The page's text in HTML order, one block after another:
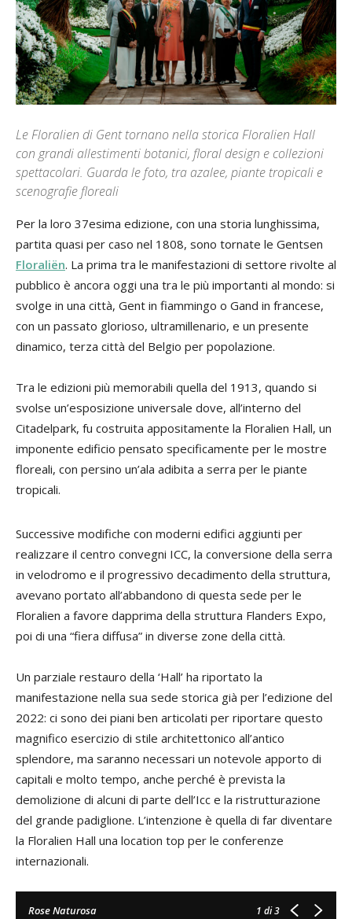
Le Floralien di Gent tornano nella storica Floralien Hall
con grandi allestimenti botanici, floral design e collezioni
spettacolari. Guarda le foto, tra azalee, piante tropicali e
scenografie floreali
Per la loro 37esima edizione, con una storia lunghissima,
partita quasi per caso nel 1808, sono tornate le Gentsen
Floraliën. La prima tra le manifestazioni di settore rivolte al
pubblico è ancora oggi una tra le più importanti al mondo: si
svolge in una città, Gent in fiammingo o Gand in francese,
con un passato glorioso, ultramillenario, e un presente
dinamico, terza città del Belgio per popolazione.
Tra le edizioni più memorabili quella del 1913, quando si
svolse un’esposizione universale dove, all’interno del
Citadelpark, fu costruita appositamente la Floralien Hall, un
imponente edificio pensato specificamente per le mostre
floreali, con persino un’ala adibita a serra per le piante
tropicali.
Successive modifiche con moderni edifici aggiunti per
realizzare il centro convegni ICC, la conversione della serra
in velodromo e il progressivo decadimento della struttura,
avevano portato all’abbandono di questa sede per le
Floralien a favore dapprima della struttura Flanders Expo,
poi di una “fiera diffusa” in diverse zone della città.
Un parziale restauro della ‘Hall’ ha riportato la
manifestazione nella sua sede storica già per l’edizione del
2022: ci sono dei piani ben articolati per riportare questo
magnifico esercizio di stile architettonico all’antico
splendore, ma saranno necessari un notevole apporto di
capitali e molto tempo, anche perché è prevista la
demolizione di alcuni di parte dell’Icc e la ristrutturazione
del grande padiglione. L’intenzione è quella di far diventare
la Floralien Hall una location top per le conferenze
internazionali.
Rose Naturosa 1 di 3